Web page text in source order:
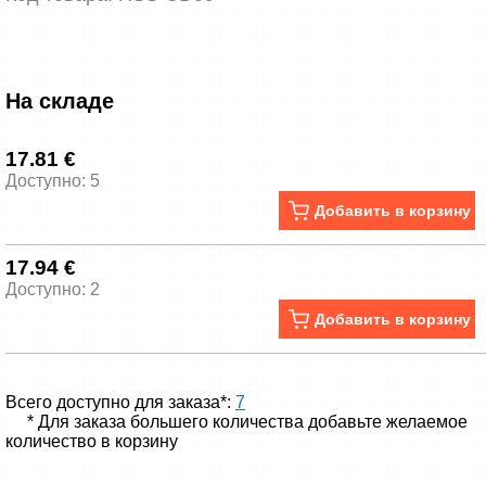
На складе
17.81 €
Доступно: 5
Добавить в корзину
17.94 €
Доступно: 2
Добавить в корзину
Всего доступно для заказа*: 7
* Для заказа большего количества добавьте желаемое
количество в корзину